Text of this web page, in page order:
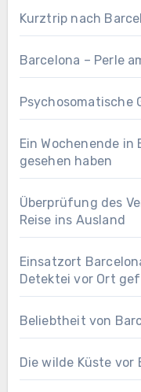
Kurztrip nach
Barcelona – Perle
Psychosomatische
Ein Wochenende in
gesehen haben
Überprüfung des
Reise ins Ausland
Einsatzort
Detektei vor Ort
Beliebtheit von
Die wilde Küste vor